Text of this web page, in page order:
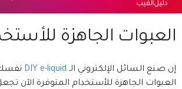
العبوات الجاهزة
إن صنع السائل الإلكتروني الـ DIY e-liquidنفسك
العبوات الجاهزة للأستخدام المتوفرة الآن